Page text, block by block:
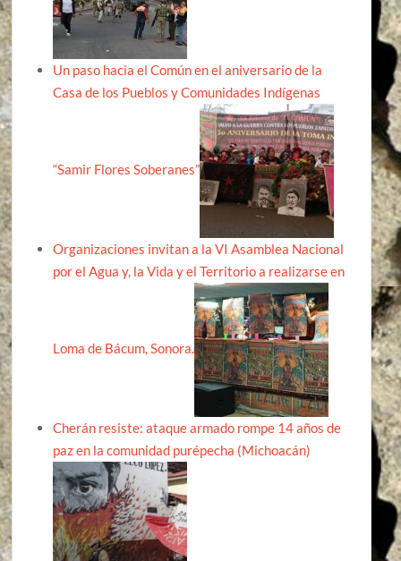
Un paso hacia el Común en el aniversario de la
Casa de los Pueblos y Comunidades Indígenas
“Samir Flores Soberanes”
Organizaciones invitan a la VI Asamblea Nacional
por el Agua y, la Vida y el Territorio a realizarse en
Loma de Bácum, Sonora.
Cherán resiste: ataque armado rompe 14 años de
paz en la comunidad purépecha (Michoacán)